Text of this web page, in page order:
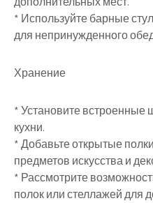
* Используйте барные
для непринужденного
Хранение
* Установите
кухни.
* Добавьте открытые
предметов искусства и
* Рассмотрите
полок или стеллажей для